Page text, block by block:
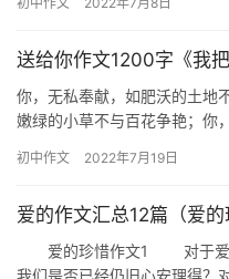
的小…
送给你作文1200字《我把
你，无私奉献，如肥沃的土地
嫩绿的小草不与百花争艳；你
声送…
初中作文 2022年7月19日
爱的作文汇总12篇（爱的
爱的珍惜作文1 对于爱，